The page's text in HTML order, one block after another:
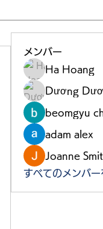
メンバー
Ha Hoang
Dương
beomgyu
adam alex
Joanne
すべてのメンバ